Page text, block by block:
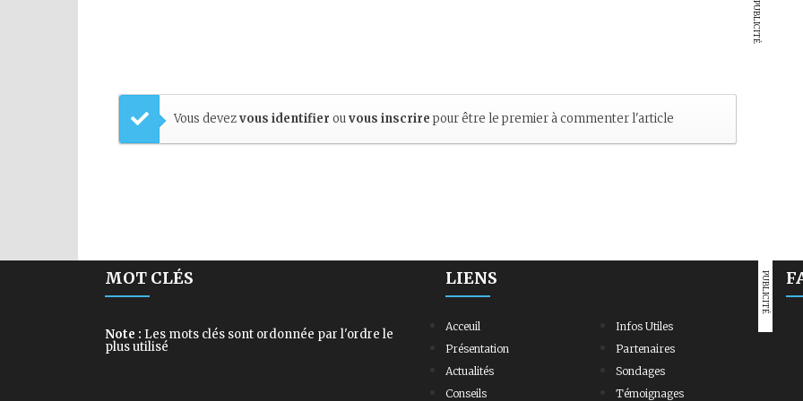
PUBLICITÉ
Vous devezvous identifier ouvous inscrire pour être le premier à commenter l'article
PUBLICITÉ
MOT CLÉS
Note : Les mots clés sont ordonnée par l'ordre le
plus utilisé
LIENS
Acceuil
Présentation
Actualités
Conseils
Infos Utiles
Partenaires
Sondages
Témoignages